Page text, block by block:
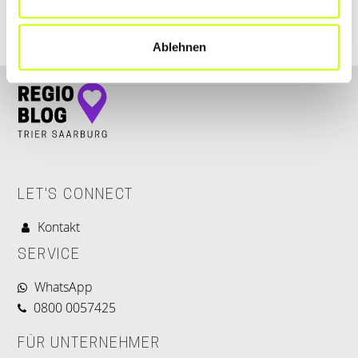
Ablehnen
LET'S CONNECT
Kontakt
SERVICE
WhatsApp
0800 0057425
FÜR UNTERNEHMER